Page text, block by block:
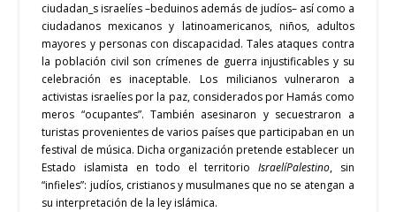
ciudadan_s israelíes –beduinos además de judíos– así como a
ciudadanos mexicanos y latinoamericanos, niños, adultos
mayores y personas con discapacidad. Tales ataques contra
la población civil son crímenes de guerra injustificables y su
celebración es inaceptable. Los milicianos vulneraron a
activistas israelíes por la paz, considerados por Hamás como
meros “ocupantes”. También asesinaron y secuestraron a
turistas provenientes de varios países que participaban en un
festival de música. Dicha organización pretende establecer un
Estado islamista en todo el territorio IsraelíPalestino, sin
“infieles”: judíos, cristianos y musulmanes que no se atengan a
su interpretación de la ley islámica.